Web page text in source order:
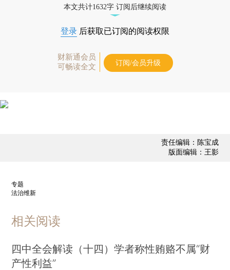
本文共计1632字 订阅后继续阅读
登录 后获取已订阅的阅读权限
财新通会员
可畅读全文
订阅/会员升级
责任编辑：陈宝成
版面编辑：王影
专题
法治维新
相关阅读
四中全会解读（十四）学者称性贿赂不属“财
产性利益”